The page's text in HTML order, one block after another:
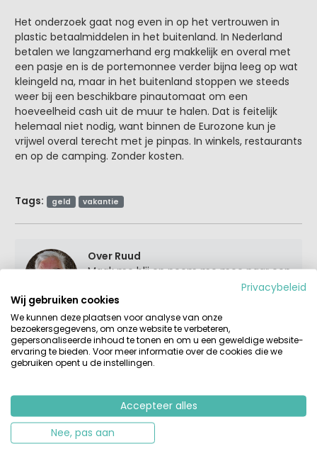
Het onderzoek gaat nog even in op het vertrouwen in
plastic betaalmiddelen in het buitenland. In Nederland
betalen we langzamerhand erg makkelijk en overal met
een pasje en is de portemonnee verder bijna leeg op wat
kleingeld na, maar in het buitenland stoppen we steeds
weer bij een beschikbare pinautomaat om een
hoeveelheid cash uit de muur te halen. Dat is feitelijk
helemaal niet nodig, want binnen de Eurozone kun je
vrijwel overal terecht met je pinpas. In winkels, restaurants
en op de camping. Zonder kosten.
Tags: geld vakantie
Over Ruud
Maak me blij en neem me mee naar een
leuke groene camping, vroeger met
onze eigen tent en later met kinderen
huurden we liever een stacaravan of
bungalowtent. En zo gebeurde het, meer
dan 20 jaar geleden tijdens een vakantie
in Spanje, dat bij een goed glas wijn het
verhuuraccommodaties op campings.
Samen met Virginie, mijn vrouw, vullen
Privacybeleid
Wij gebruiken cookies
We kunnen deze plaatsen voor analyse van onze
bezoekersgegevens, om onze website te verbeteren,
gepersonaliseerde inhoud te tonen en om u een geweldige website-
ervaring te bieden. Voor meer informatie over de cookies die we
gebruiken opent u de instellingen.
Accepteer alles
Nee, pas aan